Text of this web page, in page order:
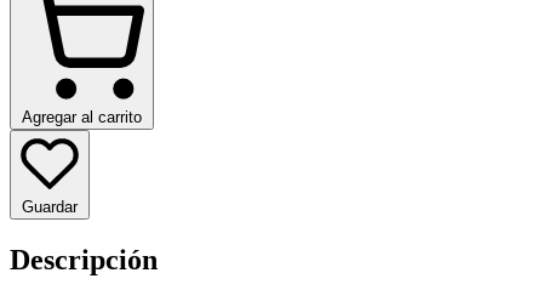
Agregar al carrito
Guardar
Descripción